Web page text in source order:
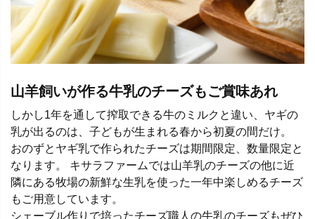
山羊飼いが作る牛乳のチーズもご賞味あれ
しかし1年を通して搾取できる牛のミルクと違い、ヤギの
乳が出るのは、子どもが生まれる春から初夏の間だけ。
おのずとヤギ乳で作られたチーズは期間限定、数量限定と
なります。 キサラファームでは山羊乳のチーズの他に近
隣にある牧場の新鮮な生乳を使った一年中楽しめるチーズ
もご用意しています。
シェーブル作りで培ったチーズ職人の牛乳のチーズもぜひ